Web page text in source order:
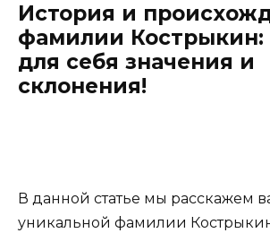
История и
фамилии Кострыкин:
для себя значения и
склонения!
В данной статье мы расскажем
уникальной фамилии